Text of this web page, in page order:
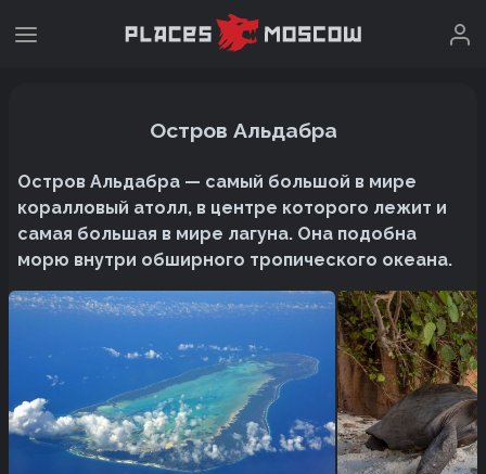
Остров Альдабра
Остров Альдабра — самый большой в мире
коралловый атолл, в центре которого лежит и
самая большая в мире лагуна. Она подобна
морю внутри обширного тропического океана.